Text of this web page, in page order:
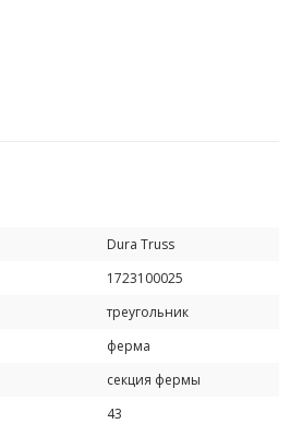
Dura Truss
1723100025
треугольник
ферма
секция фермы
43